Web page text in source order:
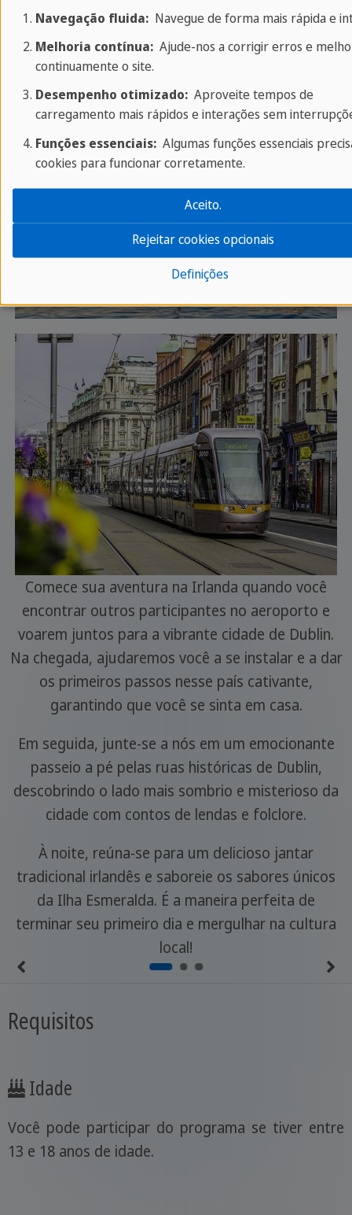
Dia 1: Bem-vindo à Irlanda!
Comece sua aventura na Irlanda quando você
encontrar outros participantes no aeroporto e
voarem juntos para a vibrante cidade de Dublin.
Na chegada, ajudaremos você a se instalar e a dar
os primeiros passos nesse país cativante,
garantindo que você se sinta em casa.
Em seguida, junte-se a nós em um emocionante
passeio a pé pelas ruas históricas de Dublin,
descobrindo o lado mais sombrio e misterioso da
cidade com contos de lendas e folclore.
À noite, reúna-se para um delicioso jantar
tradicional irlandês e saboreie os sabores únicos
da Ilha Esmeralda. É a maneira perfeita de
terminar seu primeiro dia e mergulhar na cultura
local!
Requisitos
Idade
Você pode participar do programa se tiver entre
13 e 18 anos de idade.
Navegação fluida:Navegue de forma mais rápida e
Melhoria contínua:Ajude-nos a corrigir erros e
continuamente o site.
Desempenho otimizado:Aproveite tempos de
carregamento mais rápidos e interações sem
Funções essenciais:Algumas funções essenciais
cookies para funcionar corretamente.
Definições
Rejeitar cookies opcionais
Aceito.